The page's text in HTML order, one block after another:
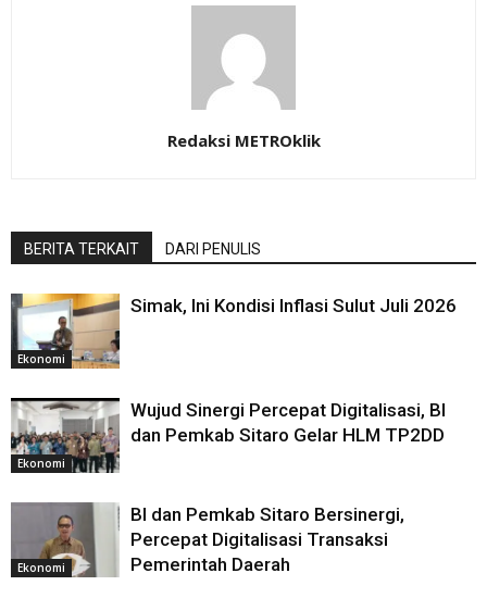
Redaksi METROklik
BERITA TERKAIT DARI PENULIS
Ekonomi
Simak, Ini Kondisi Inflasi Sulut Juli 2026
Ekonomi
Wujud Sinergi Percepat Digitalisasi, BI
dan Pemkab Sitaro Gelar HLM TP2DD
Ekonomi
BI dan Pemkab Sitaro Bersinergi,
Percepat Digitalisasi Transaksi
Pemerintah Daerah